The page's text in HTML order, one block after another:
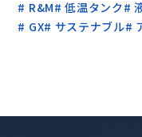
R&M 低温タンク
GX
サステナブル